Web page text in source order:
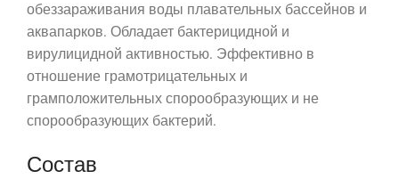
обеззараживания воды плавательных бассейнов и
аквапарков. Обладает бактерицидной и
вирулицидной активностью. Эффективно в
отношение грамотрицательных и
грамположительных спорообразующих и не
спорообразующих бактерий.
Состав